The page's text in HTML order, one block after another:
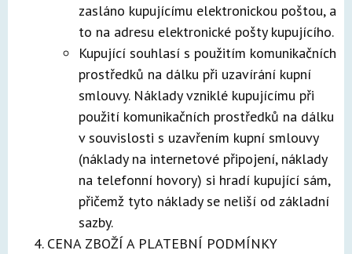
zasláno kupujícímu elektronickou poštou, a
to na adresu elektronické pošty kupujícího.
Kupující souhlasí s použitím komunikačních
prostředků na dálku při uzavírání kupní
smlouvy. Náklady vzniklé kupujícímu při
použití komunikačních prostředků na dálku
v souvislosti s uzavřením kupní smlouvy
(náklady na internetové připojení, náklady
na telefonní hovory) si hradí kupující sám,
přičemž tyto náklady se neliší od základní
sazby.
CENA ZBOŽÍ A PLATEBNÍ PODMÍNKY